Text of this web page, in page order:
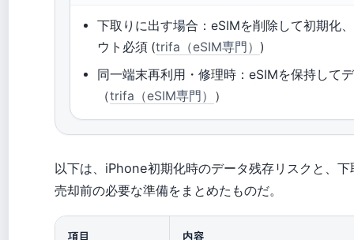
下取りに出す場合：eSIMを削除して初期化
ウト必須 (trifa（eSIM専門） )
同一端末再利用・修理時：eSIMを保持して
（trifa（eSIM専門） ）
以下は、iPhone初期化時のデータ残存リスクと、下
売却前の必要な準備をまとめたものだ。
項目 内容